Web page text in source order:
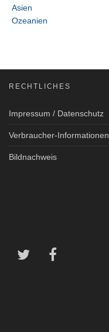
Asien
Ozeanien
RECHTLICHES
Impressum / Datenschutz
Verbraucher-Informationen
Bildnachweis